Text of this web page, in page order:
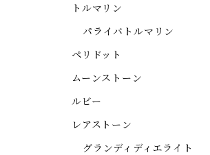
トルマリン
パライバトルマリン
ペリドット
ムーンストーン
ルビー
レアストーン
グランディディエライト